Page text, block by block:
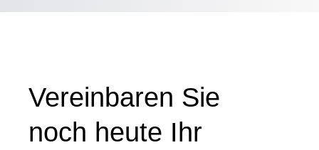
Vereinbaren Sie
noch heute Ihr